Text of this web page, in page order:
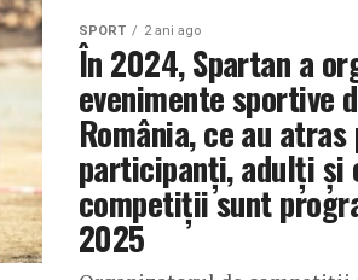
SPORT 2 ani ago
În 2024, Spartan a
evenimente sportive
România, ce au
participanți, adulți și
competiții sunt
2025